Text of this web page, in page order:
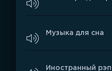
Музыка для сна